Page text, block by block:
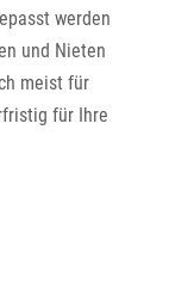
werden
und Nieten
meist für
für Ihre